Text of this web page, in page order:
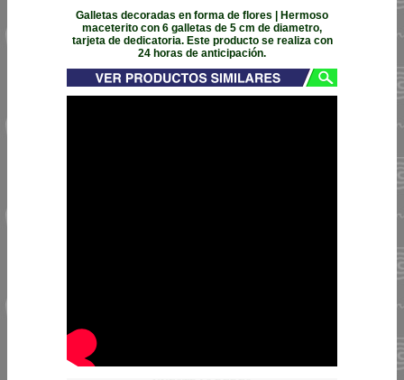
Galletas decoradas en forma de flores | Hermoso
maceterito con 6 galletas de 5 cm de diametro,
tarjeta de dedicatoria. Este producto se realiza con
24 horas de anticipación.